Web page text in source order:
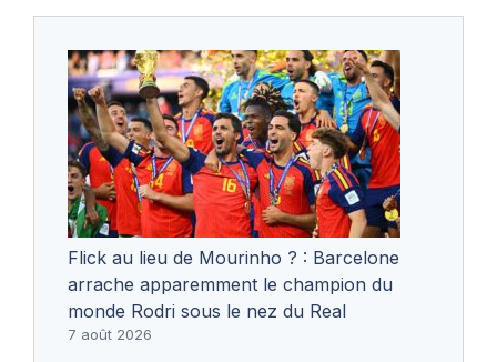
Flick au lieu de Mourinho ? : Barcelone
arrache apparemment le champion du
monde Rodri sous le nez du Real
7 août 2026